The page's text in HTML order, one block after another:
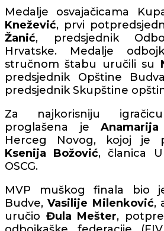
Medalje osvajačicama
Knežević, prvi
Žanić, predsjednik
Hrvatske. Medalje
stručnom štabu uručili su
predsjednik Opštine
predsjednik Skupštine
Za najkorisniju
proglašena je
Herceg Novog, kojoj je
Ksenija Božović, članica
OSCG.
MVP muškog finala bio
Budve,Vasilije Milenković,
uručio Đula Mešter,